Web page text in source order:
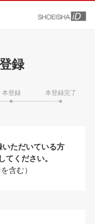
録
本登録 本登録完了
ただいている方
してください。
含む）